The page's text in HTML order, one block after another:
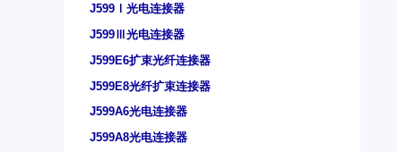
J599Ⅰ光电连接器
J599Ⅲ光电连接器
J599E6扩束光纤连接器
J599E8光纤扩束连接器
J599A6光电连接器
J599A8光电连接器